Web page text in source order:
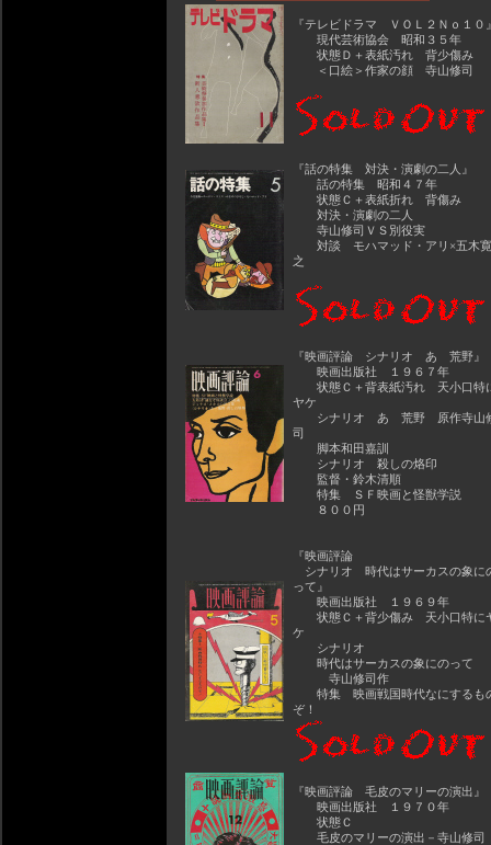
『テレビドラマ ＶＯＬ２Ｎｏ１０
現代芸術協会 昭和３５年
状態Ｄ＋表紙汚れ 背少傷み
＜口絵＞作家の顔 寺山修司
『話の特集 対決・演劇の二人』
話の特集 昭和４７年
状態Ｃ＋表紙折れ 背傷み
対決・演劇の二人
寺山修司ＶＳ別役実
対談 モハマッド・アリ×五木寛
之
『映画評論 シナリオ あゝ荒野』
映画出版社 １９６７年
状態Ｃ＋背表紙汚れ 天小口特
ヤケ
シナリオ あゝ荒野 原作寺山
司
脚本和田嘉訓
シナリオ 殺しの烙印
監督・鈴木清順
特集 ＳＦ映画と怪獣学説
８００円
『映画評論
シナリオ 時代はサーカスの象に
って』
映画出版社 １９６９年
状態Ｃ＋背少傷み 天小口特に
ケ
シナリオ
時代はサーカスの象にのって
寺山修司作
特集 映画戦国時代なにするも
ぞ！
『映画評論 毛皮のマリーの演出』
映画出版社 １９７０年
状態Ｃ
毛皮のマリーの演出－寺山修司